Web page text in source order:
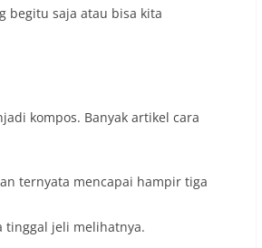
begitu saja atau bisa kita
kompos. Banyak artikel cara
ternyata mencapai hampir tiga
tinggal jeli melihatnya.